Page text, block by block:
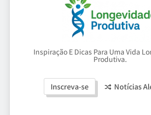
Produtiva
Inspiração E Dicas Para Uma Vida
Produtiva.
Inscreva-se Notícias